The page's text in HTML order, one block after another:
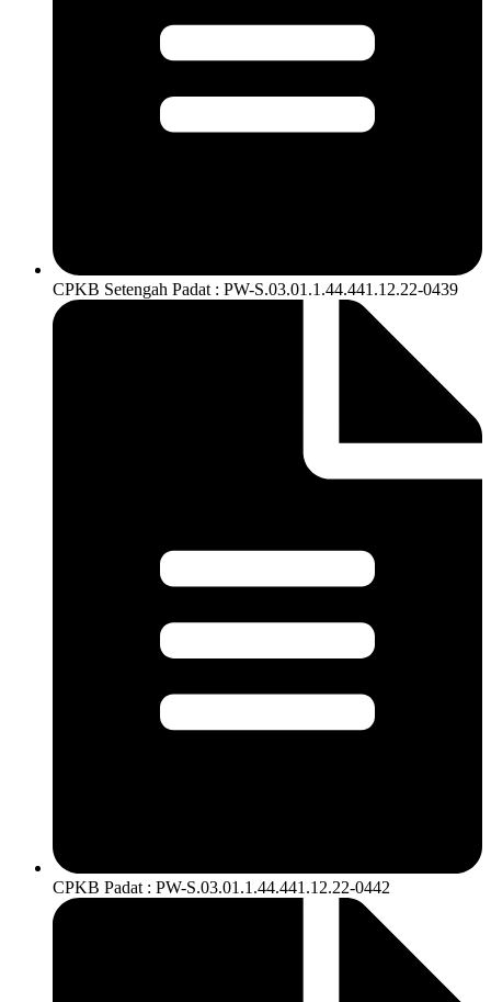
CPKB Setengah Padat : PW-S.03.01.1.44.441.12.22-0439
CPKB Padat : PW-S.03.01.1.44.441.12.22-0442